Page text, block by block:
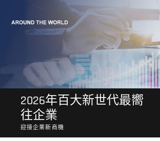
content
2026年百大新世代最嚮
往企業
迎接企業新商機